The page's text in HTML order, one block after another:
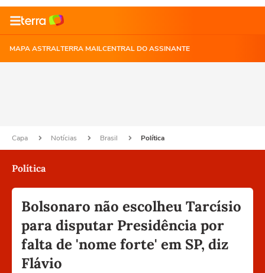
MAPA ASTRALTERRA MAILCENTRAL DO ASSINANTE
Capa Notícias Brasil Política
Política
Bolsonaro não escolheu Tarcísio
para disputar Presidência por
falta de 'nome forte' em SP, diz
Flávio